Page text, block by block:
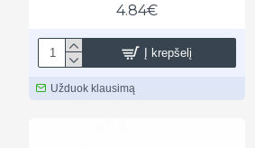
4.84€
Į krepšelį
Užduok klausimą